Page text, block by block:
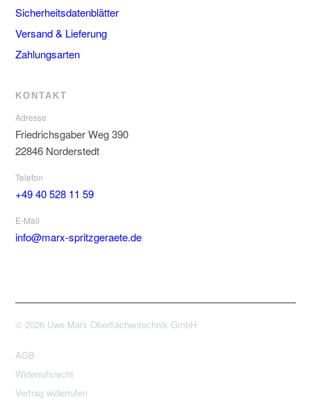
Sicherheitsdatenblätter
Versand & Lieferung
Zahlungsarten
KONTAKT
Adresse
Friedrichsgaber Weg 390
22846 Norderstedt
Telefon
+49 40 528 11 59
E-Mail
info@marx-spritzgeraete.de
© 2026 Uwe Marx Oberflächentechnik GmbH
AGB
Widerrufsrecht
Vertrag widerrufen